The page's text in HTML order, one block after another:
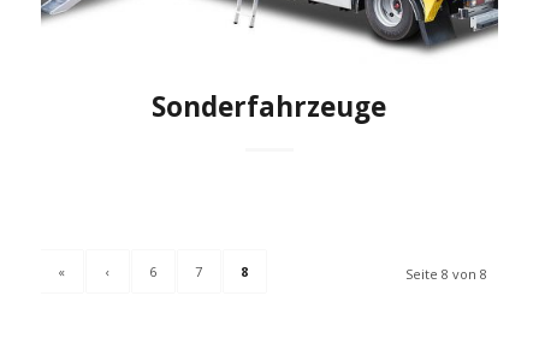
Sonderfahrzeuge
Seite 8 von 8
« ‹ 6 7 8